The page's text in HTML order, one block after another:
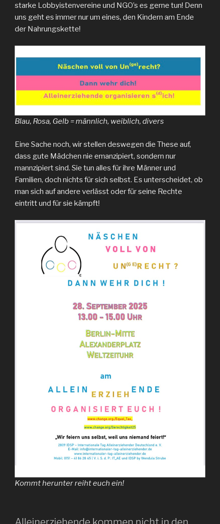
starke Lobbyistenvereine und NGO’s es gerne tun! Denn
uns geht es immer nur um eines, den Kindern am Ende
der Nahrungskette!
Blau, Rosa, Gelb = männlich, weiblich, divers
Eine Sache noch, wir stellen deswegen die These auf,
dass gute Mädchen nie emanzipiert, sondern nur
mannzipiert sind. Sie tun alles für ihre Männer und
Familien, doch nichts für sich selbst. Es unterscheidet, ob
man sich auf andere verlässt oder für seine Rechte
eintritt und für sie kämpft!
Kommt herunter reiht euch ein!